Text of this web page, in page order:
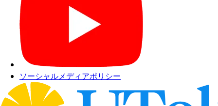
ソーシャルメディアポリシー